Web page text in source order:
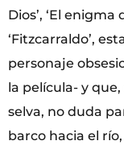
Dios’, ‘El enigma
‘Fitzcarraldo’,
personaje
la película- y
selva, no duda
barco hacia el